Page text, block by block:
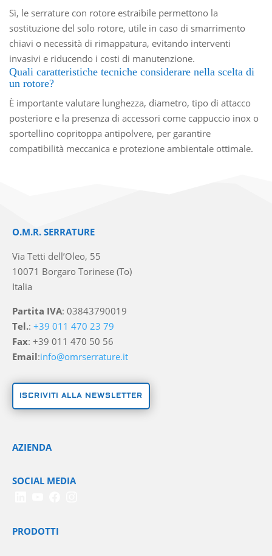
Sì, le serrature con rotore estraibile permettono la
sostituzione del solo rotore, utile in caso di smarrimento
chiavi o necessità di rimappatura, evitando interventi
invasivi e riducendo i costi di manutenzione.
Quali caratteristiche tecniche considerare nella scelta di
un rotore?
È importante valutare lunghezza, diametro, tipo di attacco
posteriore e la presenza di accessori come cappuccio inox o
sportellino copritoppa antipolvere, per garantire
compatibilità meccanica e protezione ambientale ottimale.
O.M.R. SERRATURE
Via Tetti dell’Oleo, 55
10071 Borgaro Torinese (To)
Italia
Partita IVA: 03843790019
Tel.:+39 011 470 23 79
Fax: +39 011 470 50 56
Email:info@omrserrature.it
ISCRIVITI ALLA NEWSLETTER
AZIENDA
SOCIAL MEDIA
PRODOTTI